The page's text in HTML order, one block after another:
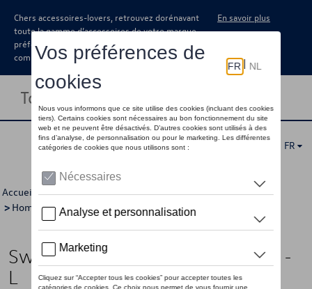
Chers accessoires-lovers, retrouvez dorénavant
toute la gamme d’accessoires de votre marque
préférée sous forme de catalogue à
commander auprès de votre concessionaire.
En savoir plus
Toggle navigation
FR
Accueil >Pour vous >"R" Collection >Vêtements >Pulls
> Hommes > Détail
Sweat-shirt VW logo « R », beige -
L